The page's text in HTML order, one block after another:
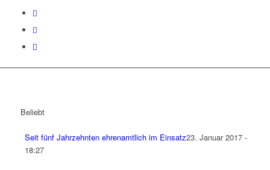
Beliebt
Seit fünf Jahrzehnten ehrenamtlich im Einsatz23. Januar 2017 -
18:27